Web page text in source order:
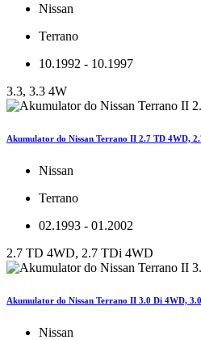
Nissan
Terrano
10.1992 - 10.1997
3.3, 3.3 4W
Akumulator do Nissan Terrano II 2.7 TD 4WD,
Nissan
Terrano
02.1993 - 01.2002
2.7 TD 4WD, 2.7 TDi 4WD
Akumulator do Nissan Terrano II 3.0 Di 4WD,
Nissan